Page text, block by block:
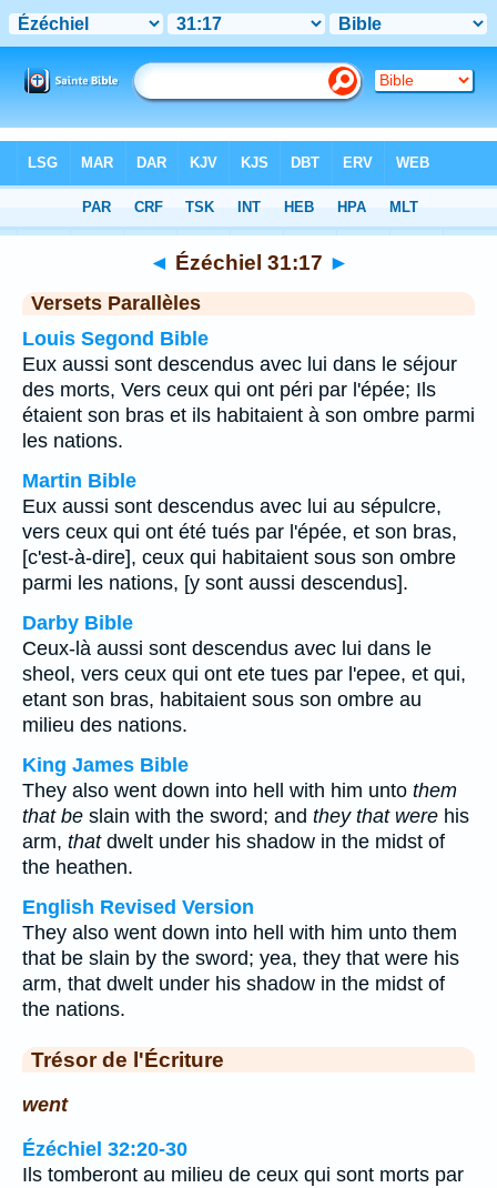
Chapitre 31> Verset 17
◄ Ézéchiel 31:17 ►
Versets Parallèles
Louis Segond Bible
Eux aussi sont descendus avec lui dans le séjour
des morts, Vers ceux qui ont péri par l'épée; Ils
étaient son bras et ils habitaient à son ombre parmi
les nations.
Martin Bible
Eux aussi sont descendus avec lui au sépulcre,
vers ceux qui ont été tués par l'épée, et son bras,
[c'est-à-dire], ceux qui habitaient sous son ombre
parmi les nations, [y sont aussi descendus].
Darby Bible
Ceux-là aussi sont descendus avec lui dans le
sheol, vers ceux qui ont ete tues par l'epee, et qui,
etant son bras, habitaient sous son ombre au
milieu des nations.
King James Bible
They also went down into hell with him unto them
that be slain with the sword; and they that were his
arm, thatdwelt under his shadow in the midst of
the heathen.
English Revised Version
They also went down into hell with him unto them
that be slain by the sword; yea, they that were his
arm, that dwelt under his shadow in the midst of
the nations.
Trésor de l'Écriture
went
Ézéchiel 32:20-30
Ils tomberont au milieu de ceux qui sont morts par